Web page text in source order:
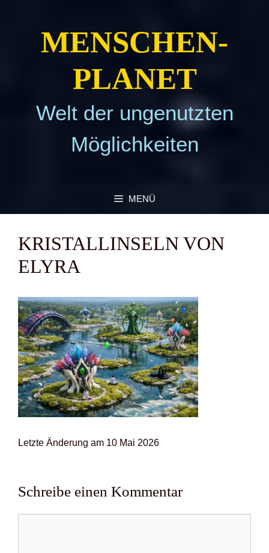
MEN­SCHEN­
PLA­NET
Welt der ungenutzten
Möglichkeiten
MENÜ
KRIS­TALL­IN­SELN VON
ELY­RA
Letz­te Ände­rung am 10 Mai 2026
Schreibe einen Kommentar